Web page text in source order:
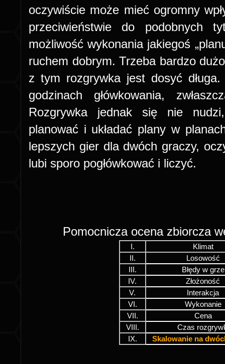
oczywiście może mieć ogromny
przeciwieństwie do podobnych
możliwość wykonania jakiegoś
ruchem dobrym. Trzeba bardzo
z tym rozgrywka jest dosyć
godzinach główkowania,
Rozgrywka jednak się nie
planować i układać plany w
lepszych gier dla dwóch graczy,
lubi sporo pogłówkować i liczyć.
Pomocnicza ocena zbiorcza
I.
Klimat
II.
Losowość
III.
Błędy w grze
IV.
Złożoność
V.
Interakcja
VI.
Wykonanie
VII.
Cena
VIII.
Czas
IX.
Skalowanie na